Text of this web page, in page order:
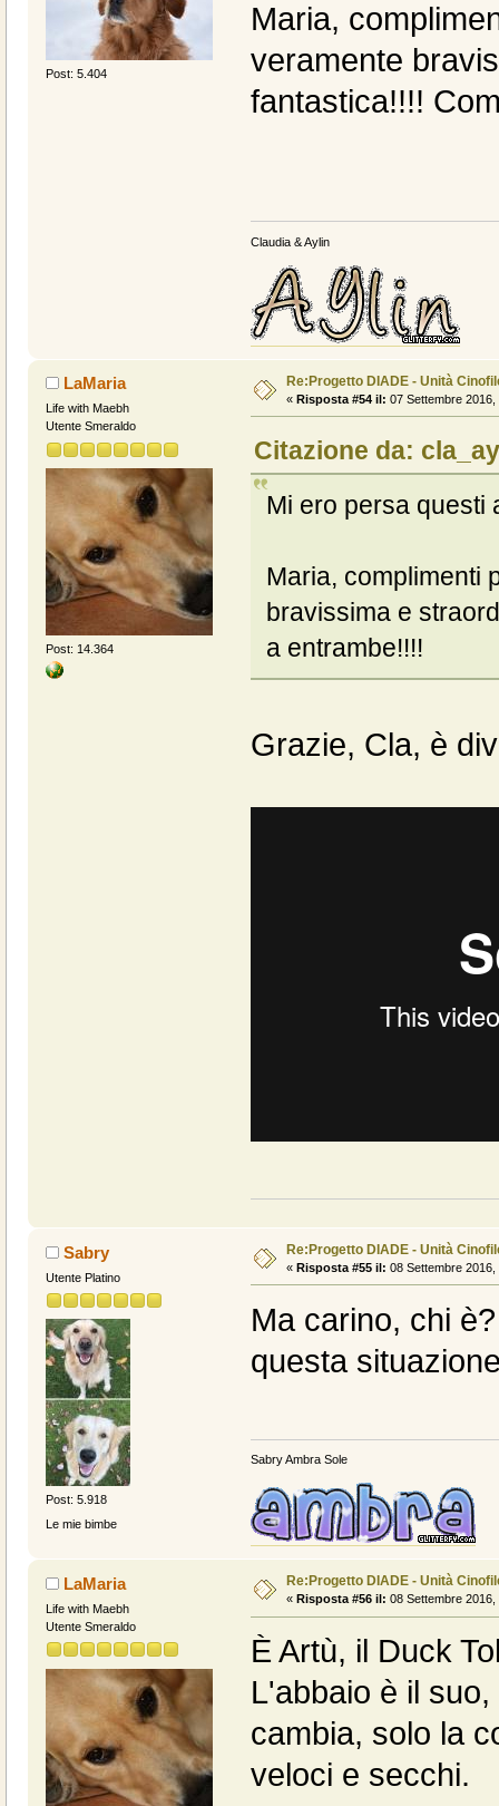
Post: 5.404
Maria,
veramente
fantastica!!!!
Claudia & Aylin
LaMaria
Life with Maebh
Utente Smeraldo
Post: 14.364
Re:Progetto DIADE - Unità
« Risposta #54 il: 07 Settembre 2016,
Citazione da:
Mi ero persa questi
Maria, complimenti
bravissima e
a entrambe!!!!
Grazie, Cla, è
Sabry
Utente Platino
Post: 5.918
Le mie bimbe
Re:Progetto DIADE - Unità
« Risposta #55 il: 08 Settembre 2016,
Ma carino, chi
questa
Sabry Ambra Sole
LaMaria
Life with Maebh
Utente Smeraldo
Re:Progetto DIADE - Unità
« Risposta #56 il: 08 Settembre 2016,
È Artù, il Duck
L'abbaio è il
cambia, solo la
veloci e secchi.